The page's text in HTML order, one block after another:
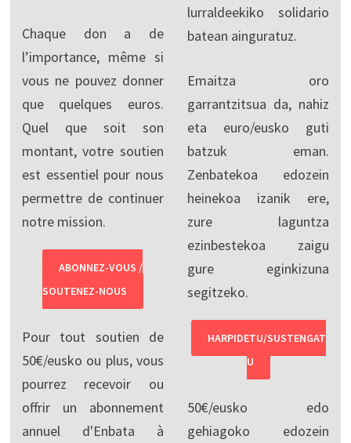
Chaque don a de
l’importance, même si
vous ne pouvez donner
que quelques euros.
Quel que soit son
montant, votre soutien
est essentiel pour nous
permettre de continuer
notre mission.
ABONNEZ-VOUS /
SOUTENEZ-NOUS
Pour tout soutien de
50€/eusko ou plus, vous
pourrez recevoir ou
offrir un abonnement
annuel d'Enbata à
lurraldeekiko solidario
batean ainguratuz.
Emaitza oro
garrantzitsua da, nahiz
eta euro/eusko guti
batzuk eman.
Zenbatekoa edozein
heinekoa izanik ere,
zure laguntza
ezinbestekoa zaigu
gure eginkizuna
segitzeko.
HARPIDETU/SUSTENGAT
U
50€/eusko edo
gehiagoko edozein